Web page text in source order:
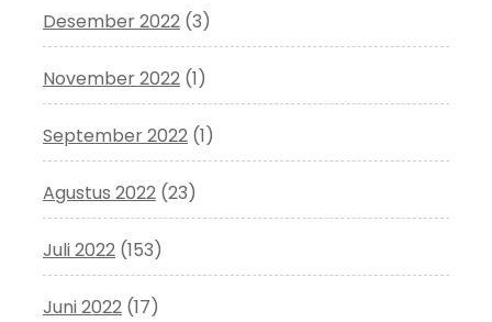
Desember 2022 (3)
November 2022 (1)
September 2022 (1)
Agustus 2022 (23)
Juli 2022 (153)
Juni 2022 (17)